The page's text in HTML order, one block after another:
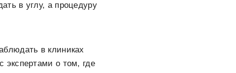
в углу, а процедуру
в клиниках
экспертами о том, где